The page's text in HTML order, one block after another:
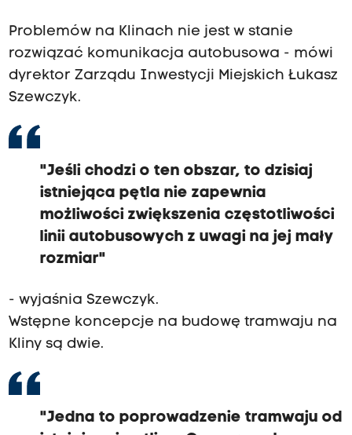
Problemów na Klinach nie jest w stanie
rozwiązać komunikacja autobusowa - mówi
dyrektor Zarządu Inwestycji Miejskich Łukasz
Szewczyk.
"Jeśli chodzi o ten obszar, to dzisiaj
istniejąca pętla nie zapewnia
możliwości zwiększenia częstotliwości
linii autobusowych z uwagi na jej mały
rozmiar"
- wyjaśnia Szewczyk.
Wstępne koncepcje na budowę tramwaju na
Kliny są dwie.
"Jedna to poprowadzenie tramwaju od